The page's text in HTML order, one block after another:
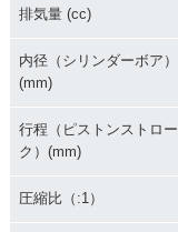
排気量 (cc)
内径（シリンダーボア）
(mm)
行程（ピストンストロー
ク）(mm)
圧縮比（:1）